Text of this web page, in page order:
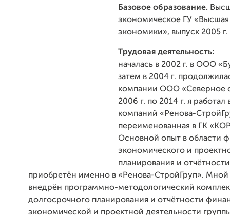
Базовое образование.
экономическое ГУ
экономики», выпуск 2005 г.
Трудовая деятельность:
началась в 2002 г. в ООО
затем в 2004 г.
компании ООО «Северное
2006 г. по 2014 г. я работал
компаний «Ренова-
переименованная в ГК
Основной опыт в области
экономического и
планирования и
приобретён именно в «Ренова-СтройГруп». Мной
внедрён программно-методологический
долгосрочного планирования и отчётности
экономической и проектной деятельности